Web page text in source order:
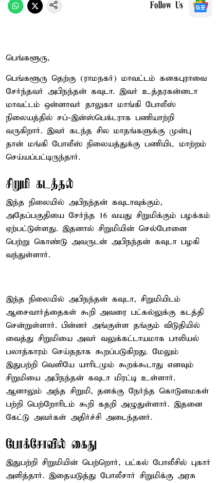
Follow Us
பெங்களூரு,
பெங்களூரு தெற்கு (ராமநகர்) மாவட்டம் கனகபுராவை
சேர்ந்தவர் அபிநந்தன் கவுடா. இவர் உத்தரகன்னடா
மாவட்டம் ஒன்னாவர் தாலுகா மாங்கி போலீஸ்
நிலையத்தில் சப்-இன்ஸ்பெக்டராக பணியாற்றி
வருகிறார். இவர் கடந்த சில மாதங்களுக்கு முன்பு
தான் மங்கி போலீஸ் நிலையத்துக்கு பணியிட மாற்றம்
செய்யப்பட்டிருந்தார்.
சிறுமி கடத்தல்
இந்த நிலையில் அபிநந்தன் கவுடாவுக்கும்,
அதேப்பகுதியை சேர்ந்த 16 வயது சிறுமிக்கும் பழக்கம்
ஏற்பட்டுள்ளது. இதனால் சிறுமியின் செல்போனை
பெற்று கொண்டு அவருடன் அபிநந்தன் கவுடா பழகி
வந்துள்ளார்.
இந்த நிலையில் அபிநந்தன் கவுடா, சிறுமியிடம்
ஆசைவார்த்தைகள் கூறி அவரை பட்கல்லுக்கு கடத்தி
சென்றுள்ளார். பின்னர் அங்குள்ள தங்கும் விடுதியில்
வைத்து சிறுமியை அவர் வலுக்கட்டாயமாக பாலியல்
பலாத்காரம் செய்ததாக கூறப்படுகிறது. மேலும்
இதுபற்றி வெளியே யாரிடமும் கூறக்கூடாது எனவும்
சிறுமியை அபிநந்தன் கவுடா மிரட்டி உள்ளார்.
ஆனாலும் அந்த சிறுமி, தனக்கு நேர்ந்த கொடுமைகள்
பற்றி பெற்றோரிடம் கூறி கதறி அழுதுள்ளார். இதனை
கேட்டு அவர்கள் அதிர்ச்சி அடைந்தனர்.
போக்சோவில் கைது
இதுபற்றி சிறுமியின் பெற்றொர், பட்கல் போலீசில் புகார்
அளித்தார். இதையடுத்து போலீசார் சிறுமிக்கு அரசு